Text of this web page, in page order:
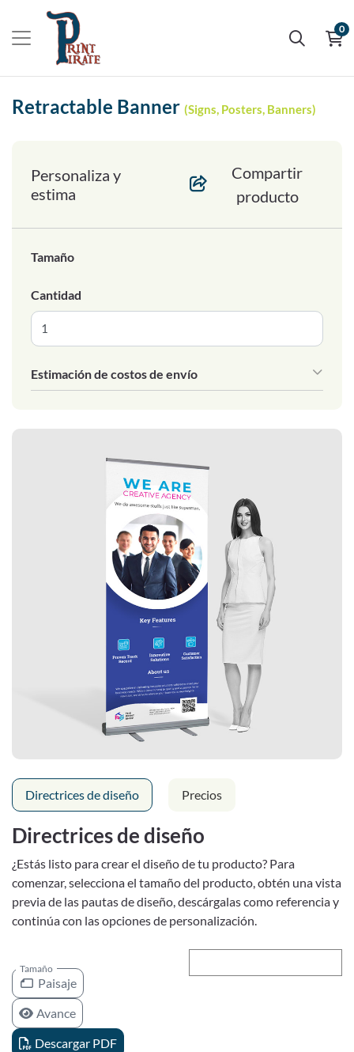
0
Retractable Banner (Signs, Posters, Banners)
Personaliza y
estima
Compartir
producto
Tamaño
Cantidad
Estimación de costos de envío
Directrices de diseño Precios
Directrices de diseño
¿Estás listo para crear el diseño de tu producto? Para
comenzar, selecciona el tamaño del producto, obtén una vista
previa de las pautas de diseño, descárgalas como referencia y
continúa con las opciones de personalización.
Tamaño
Paisaje
Avance
Descargar PDF